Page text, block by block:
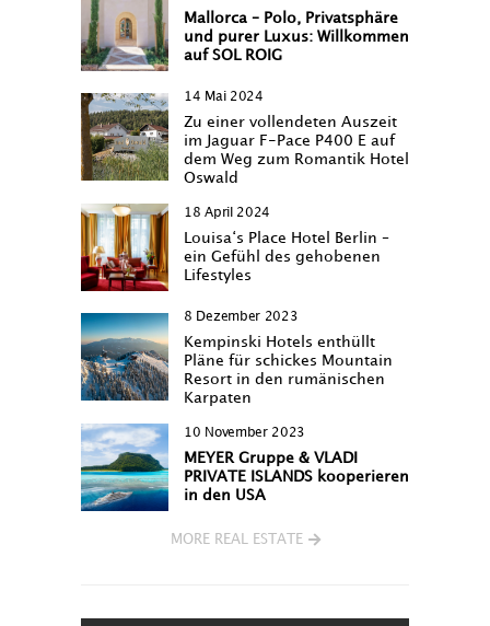
Mallorca – Polo, Privatsphäre
und purer Luxus: Willkommen
auf SOL ROIG
14 Mai 2024
Zu einer vollendeten Auszeit
im Jaguar F-Pace P400 E auf
dem Weg zum Romantik Hotel
Oswald
18 April 2024
Louisa‘s Place Hotel Berlin –
ein Gefühl des gehobenen
Lifestyles
8 Dezember 2023
Kempinski Hotels enthüllt
Pläne für schickes Mountain
Resort in den rumänischen
Karpaten
10 November 2023
MEYER Gruppe & VLADI
PRIVATE ISLANDS kooperieren
in den USA
MORE REAL ESTATE